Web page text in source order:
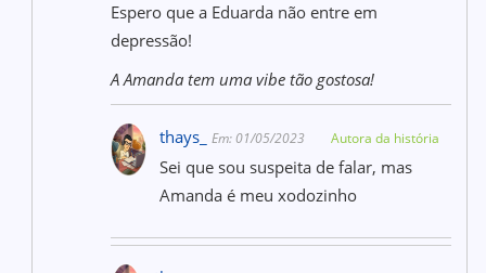
Espero que a Eduarda não entre em
depressão!
A Amanda tem uma vibe tão gostosa!
thays_ Em: 01/05/2023 Autora da história
Sei que sou suspeita de falar, mas
Amanda é meu xodozinho